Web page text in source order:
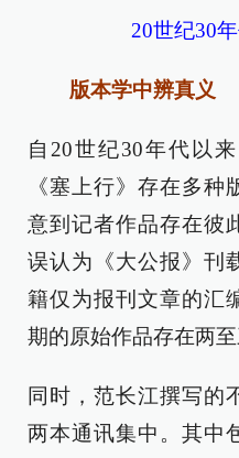
20世纪30
版本学中辨真义
自20世纪30年代以
《塞上行》存在多种
意到记者作品存在彼
误认为《大公报》刊
籍仅为报刊文章的汇
期的原始作品存在两至
同时，范长江撰写的
两本通讯集中。其中